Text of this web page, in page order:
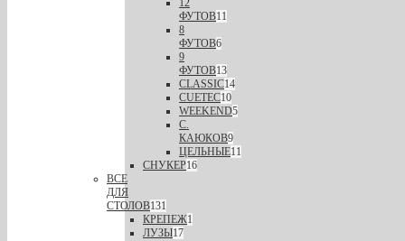
12
ФУТОВ11
8
ФУТОВ6
9
ФУТОВ13
CLASSIC14
CUETEC10
WEEKEND5
С.
КАЮКОВ9
ЦЕЛЬНЫЕ11
СНУКЕР16
ВСЕ
ДЛЯ
СТОЛОВ131
КРЕПЕЖ1
ЛУЗЫ17